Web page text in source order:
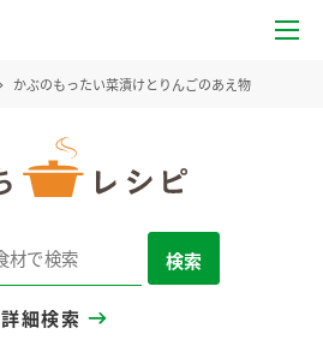
かぶのもったい菜漬けとりんごのあえ物
検索
詳細検索